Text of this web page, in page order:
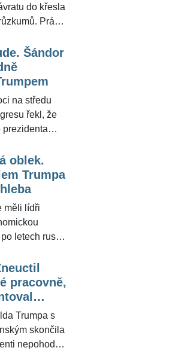
do křesla
Právě
vyčítáno.
ve verzi z
a všímá
Šándor
na středu
řekl, že
prezidenta
nerostech.
činitele
o ochotě
Americký
»neúnavně«
Redakci
Andora
oblek.
Trumpa
měli lídři
letech ruské
po níž se
výsledků.
která by
než
Ukrajině. V
že povrchního
Voice,
pracovně,
Trumpa s
skončila
nepohodli